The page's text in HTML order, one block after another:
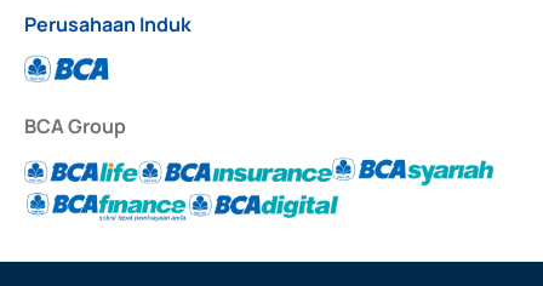
Perusahaan Induk
BCA Group